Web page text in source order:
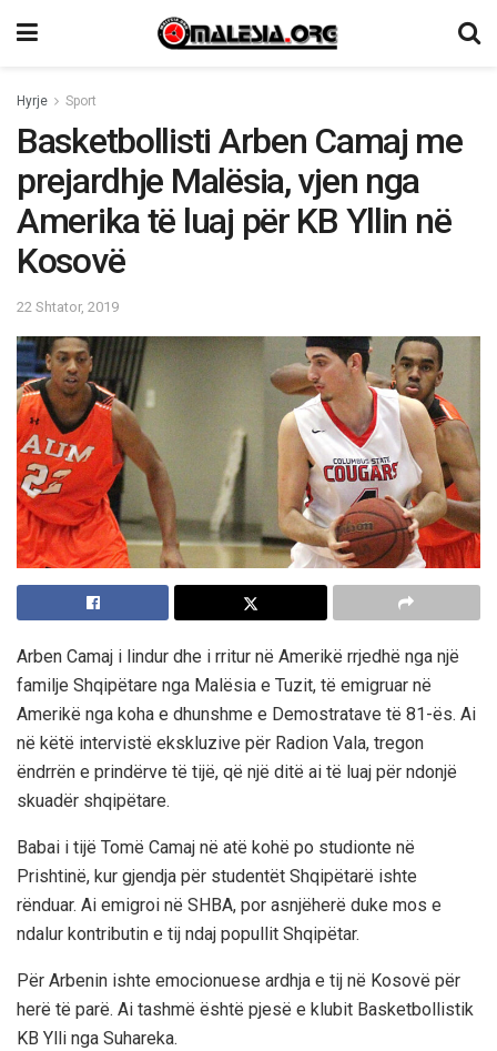
Hyrje Sport
Basketbollisti Arben Camaj me
prejardhje Malësia, vjen nga
Amerika të luaj për KB Yllin në
Kosovë
22 Shtator, 2019
Arben Camaj i lindur dhe i rritur në Amerikë rrjedhë nga një
familje Shqipëtare nga Malësia e Tuzit, të emigruar në
Amerikë nga koha e dhunshme e Demostratave të 81-ës. Ai
në këtë intervistë ekskluzive për Radion Vala, tregon
ëndrrën e prindërve të tijë, që një ditë ai të luaj për ndonjë
skuadër shqipëtare.
Babai i tijë Tomë Camaj në atë kohë po studionte në
Prishtinë, kur gjendja për studentët Shqipëtarë ishte
rënduar. Ai emigroi në SHBA, por asnjëherë duke mos e
ndalur kontributin e tij ndaj popullit Shqipëtar.
Për Arbenin ishte emocionuese ardhja e tij në Kosovë për
herë të parë. Ai tashmë është pjesë e klubit Basketbollistik
KB Ylli nga Suhareka.